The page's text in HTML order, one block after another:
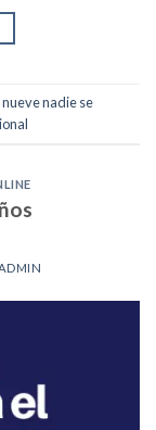
nueve nadie se
ADMIN